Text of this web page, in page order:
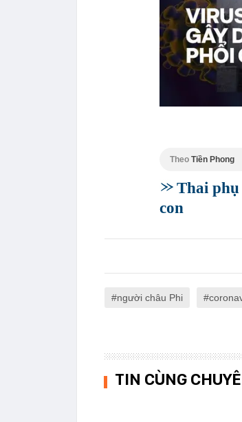
Theo Tiền Phong
Thai phụ
con
người châu Phi
TIN CÙNG